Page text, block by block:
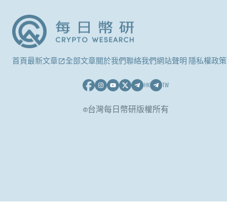
首頁最新文章 全部文章關於我們聯絡我們網站聲明 隱私權政策
HK TW
©台灣每日幣研版權所有